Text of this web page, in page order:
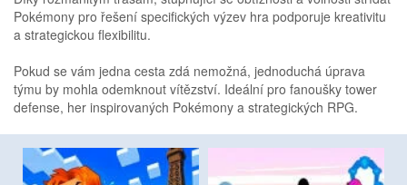
Pokémony pro řešení specifických výzev hra podporuje kreativitu
a strategickou flexibilitu.
Pokud se vám jedna cesta zdá nemožná, jednoduchá úprava
týmu by mohla odemknout vítězství. Ideální pro fanoušky tower
defense, her inspirovaných Pokémony a strategických RPG.